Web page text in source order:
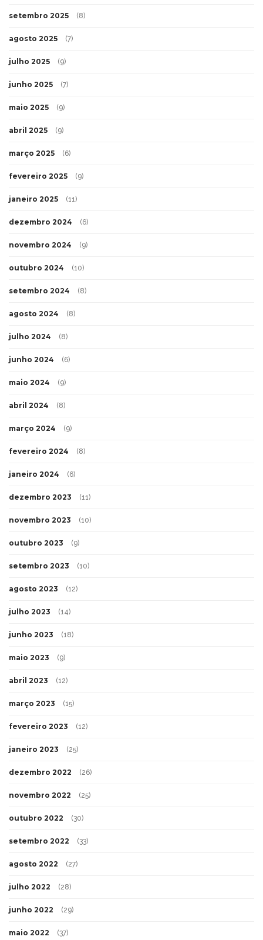
setembro 2025 (8)
agosto 2025 (7)
julho 2025 (9)
junho 2025 (7)
maio 2025 (9)
abril 2025 (9)
março 2025 (6)
fevereiro 2025 (9)
janeiro 2025 (11)
dezembro 2024 (6)
novembro 2024 (9)
outubro 2024 (10)
setembro 2024 (8)
agosto 2024 (8)
julho 2024 (8)
junho 2024 (6)
maio 2024 (9)
abril 2024 (8)
março 2024 (9)
fevereiro 2024 (8)
janeiro 2024 (6)
dezembro 2023 (11)
novembro 2023 (10)
outubro 2023 (9)
setembro 2023 (10)
agosto 2023 (12)
julho 2023 (14)
junho 2023 (18)
maio 2023 (9)
abril 2023 (12)
março 2023 (15)
fevereiro 2023 (12)
janeiro 2023 (25)
dezembro 2022 (26)
novembro 2022 (25)
outubro 2022 (30)
setembro 2022 (33)
agosto 2022 (27)
julho 2022 (28)
junho 2022 (29)
maio 2022 (37)